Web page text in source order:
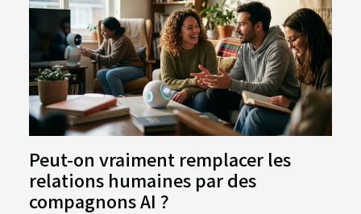
Peut-on vraiment remplacer les
relations humaines par des
compagnons AI ?